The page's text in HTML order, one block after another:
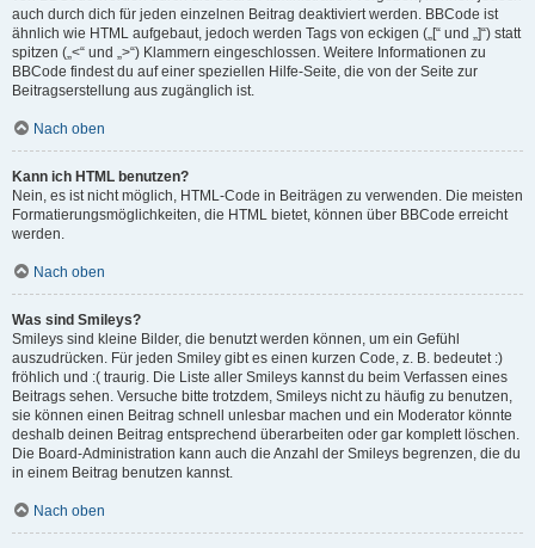
auch durch dich für jeden einzelnen Beitrag deaktiviert werden. BBCode ist
ähnlich wie HTML aufgebaut, jedoch werden Tags von eckigen („[“ und „]“) statt
spitzen („<“ und „>“) Klammern eingeschlossen. Weitere Informationen zu
BBCode findest du auf einer speziellen Hilfe-Seite, die von der Seite zur
Beitragserstellung aus zugänglich ist.
Nach oben
Kann ich HTML benutzen?
Nein, es ist nicht möglich, HTML-Code in Beiträgen zu verwenden. Die meisten
Formatierungsmöglichkeiten, die HTML bietet, können über BBCode erreicht
werden.
Nach oben
Was sind Smileys?
Smileys sind kleine Bilder, die benutzt werden können, um ein Gefühl
auszudrücken. Für jeden Smiley gibt es einen kurzen Code, z. B. bedeutet :)
fröhlich und :( traurig. Die Liste aller Smileys kannst du beim Verfassen eines
Beitrags sehen. Versuche bitte trotzdem, Smileys nicht zu häufig zu benutzen,
sie können einen Beitrag schnell unlesbar machen und ein Moderator könnte
deshalb deinen Beitrag entsprechend überarbeiten oder gar komplett löschen.
Die Board-Administration kann auch die Anzahl der Smileys begrenzen, die du
in einem Beitrag benutzen kannst.
Nach oben